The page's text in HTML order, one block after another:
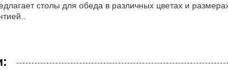
столы для обеда в различных цветах и